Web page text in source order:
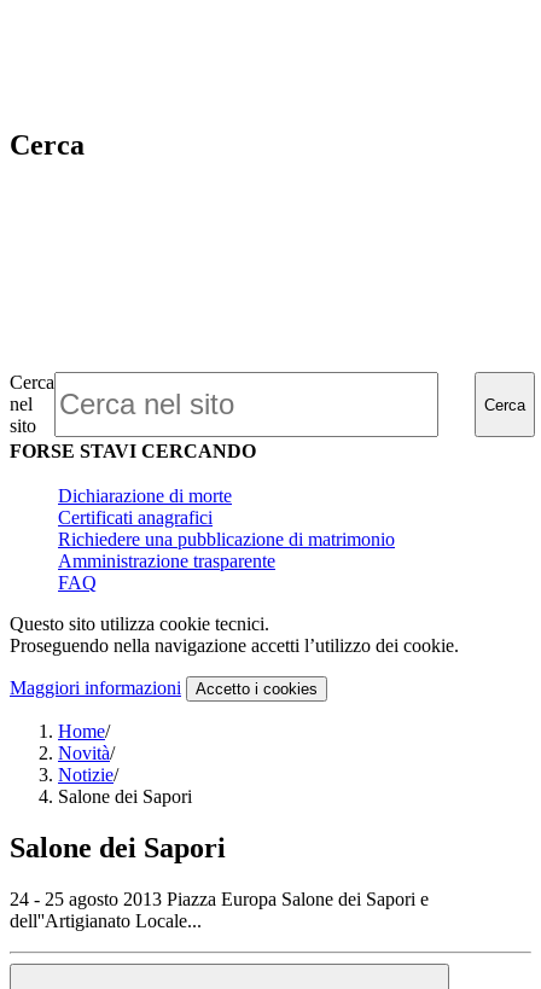
Cerca
Cerca
nel
sito
Cerca
FORSE STAVI CERCANDO
Dichiarazione di morte
Certificati anagrafici
Richiedere una pubblicazione di matrimonio
Amministrazione trasparente
FAQ
Questo sito utilizza cookie tecnici.
Proseguendo nella navigazione accetti l’utilizzo dei cookie.
Maggiori informazioni Accetto i cookies
Home/
Novità/
Notizie/
Salone dei Sapori
Salone dei Sapori
24 - 25 agosto 2013 Piazza Europa Salone dei Sapori e
dell''Artigianato Locale...